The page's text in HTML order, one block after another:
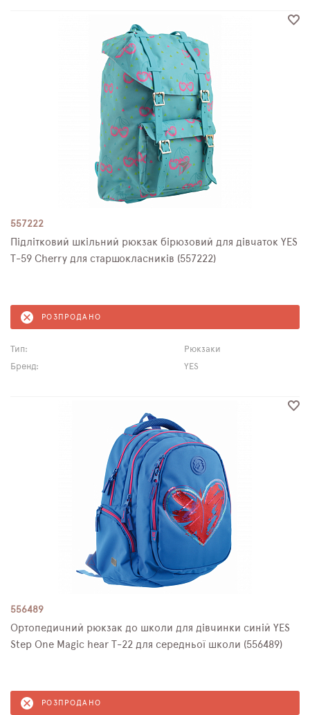
557222
Підлітковий шкільний рюкзак бірюзовий для дівчаток YES
T-59 Cherry для старшокласників (557222)
РОЗПРОДАНО
Тип:
Рюкзаки
Бренд:
YES
556489
Ортопедичний рюкзак до школи для дівчинки синій YES
Step One Magic hear Т-22 для середньої школи (556489)
РОЗПРОДАНО